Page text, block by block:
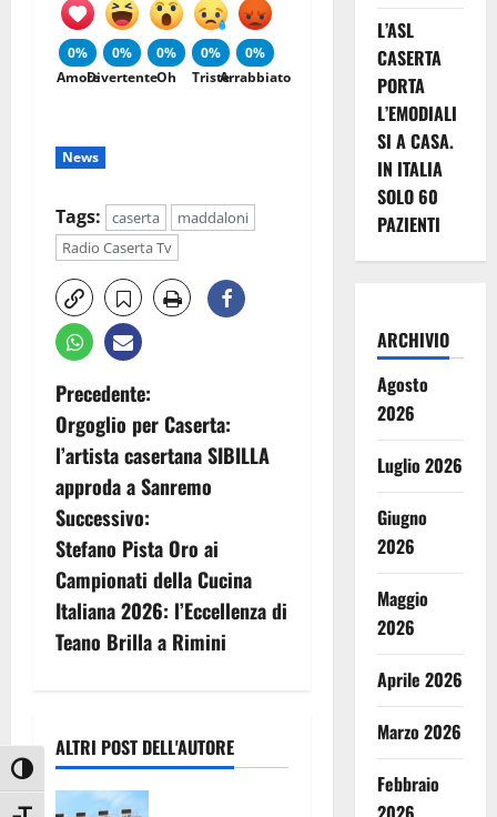
Attiva/disattiva alto contrasto
0%
Amore
0%
Divertente
0%
Oh
0%
Triste
0%
Arrabbiato
News
Tags: caserta
maddaloni
Radio Caserta Tv
N
a
v
i
g
a
o
Precedente:
Orgoglio per Caserta:
l’artista casertana SIBILLA
approda a Sanremo
Successivo:
Stefano Pista Oro ai
Campionati della Cucina
Italiana 2026: l’Eccellenza di
Teano Brilla a Rimini
ALTRI POST DELL'AUTORE
L’ASL
CASERTA
PORTA
L’EMODIALI
SI A CASA.
IN ITALIA
SOLO 60
PAZIENTI
ARCHIVIO
Agosto
2026
Luglio 2026
Giugno
2026
Maggio
2026
Aprile 2026
Marzo 2026
Febbraio